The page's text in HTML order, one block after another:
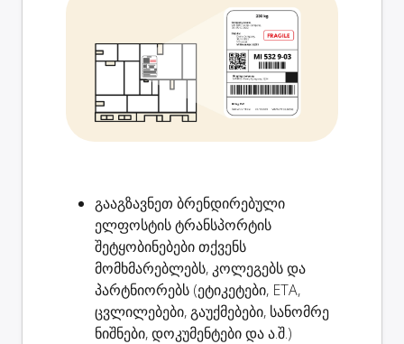
გააგზავნეთ ბრენდირებული
ელფოსტისტრანსპორტის
შეტყობინებებითქვენს
მომხმარებლებს, კოლეგებს და
პარტნიორებს (ეტიკეტები, ETA,
ცვლილებები, გაუქმებები, სანომრე
ნიშნები, დოკუმენტები და ა.შ.)